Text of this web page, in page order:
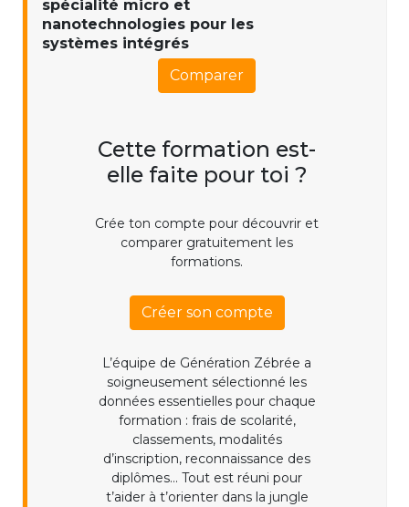
spécialité micro et
nanotechnologies pour les
systèmes intégrés
Comparer
Cette formation est-
elle faite pour toi ?
Crée ton compte pour découvrir et
comparer gratuitement les
formations.
Créer son compte
L’équipe de Génération Zébrée a
soigneusement sélectionné les
données essentielles pour chaque
formation : frais de scolarité,
classements, modalités
d’inscription, reconnaissance des
diplômes... Tout est réuni pour
t’aider à t’orienter dans la jungle